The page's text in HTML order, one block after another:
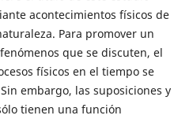
acontecimientos físicos de
Para promover un
que se discuten, el
físicos en el tiempo se
embargo, las suposiciones y
tienen una función